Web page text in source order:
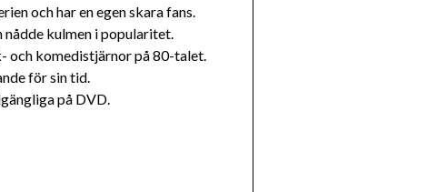
och har en egen skara fans.
nådde kulmen i popularitet.
och komedistjärnor på 80-talet.
för sin tid.
på DVD.